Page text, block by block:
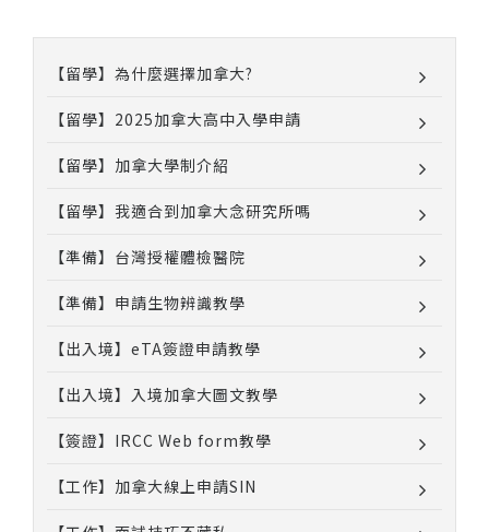
【留學】為什麼選擇加拿大?
【留學】2025加拿大高中入學申請
【留學】加拿大學制介紹
【留學】我適合到加拿大念研究所嗎
【準備】台灣授權體檢醫院
【準備】申請生物辨識教學
【出入境】eTA簽證申請教學
【出入境】入境加拿大圖文教學
【簽證】IRCC Web form教學
【工作】加拿大線上申請SIN